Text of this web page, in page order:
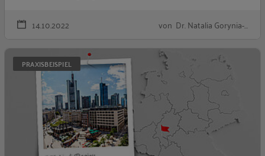
14.10.2022 von Dr. Natalia Gorynia-…
PRAXISBEISPIEL